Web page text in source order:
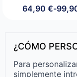
64,90 €-
desde
hasta
¿CÓMO
Para
simplemente